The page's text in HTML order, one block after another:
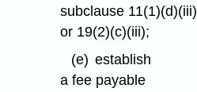
subclause 11(1)⁠(d)⁠(iii)
or 19(2)⁠(c)⁠(iii);
(e) establish
a fee payable